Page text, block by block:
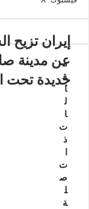
إيران تزيح
عن مدينة
جديدة تحت
م
ق
ا
ل
ا
ت
ذ
ا
ت
ص
ل
ة